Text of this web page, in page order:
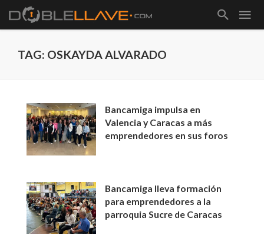
TAG: OSKAYDA ALVARADO
Bancamiga impulsa en
Valencia y Caracas a más
emprendedores en sus foros
Bancamiga lleva formación
para emprendedores a la
parroquia Sucre de Caracas